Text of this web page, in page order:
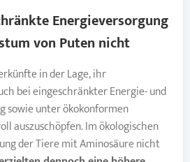
Energieversorgung
von Puten nicht
in der Lage, ihr
bei eingeschränkter Energie- und
sowie unter ökokonformen
auszuschöpfen. Im ökologischen
der Tiere mit Aminosäure nicht